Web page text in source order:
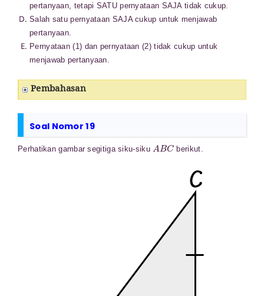
pertanyaan, tetapi SATU pernyataan SAJA tidak cukup.
Salah satu pernyataan SAJA cukup untuk menjawab
pertanyaan.
Pernyataan (1) dan pernyataan (2) tidak cukup untuk
menjawab pertanyaan.
Pembahasan
Soal Nomor 19
Perhatikan gambar segitiga siku-siku
A BC
berikut.